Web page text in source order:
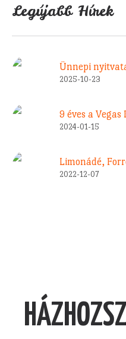
Legújabb Hírek
Ünnepi
2025-10-23
9 éves a Vegas
2024-01-15
Limonádé,
2022-12-07